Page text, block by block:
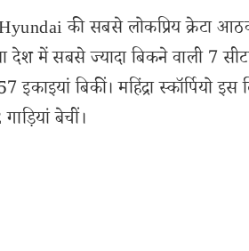
की सबसे लोकप्रिय क्रेटा
में सबसे ज्यादा बिकने वाली 7
बिकीं। महिंद्रा स्कॉर्पियो
बेचीं।